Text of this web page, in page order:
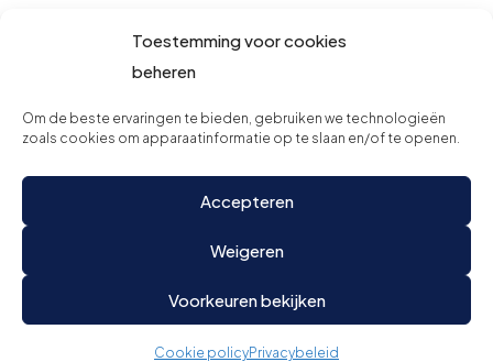
Toestemming voor cookies
beheren
Om de beste ervaringen te bieden, gebruiken we technologieën
zoals cookies om apparaatinformatie op te slaan en/of te openen.
Accepteren
Weigeren
Voorkeuren bekijken
Cookie policyPrivacybeleid